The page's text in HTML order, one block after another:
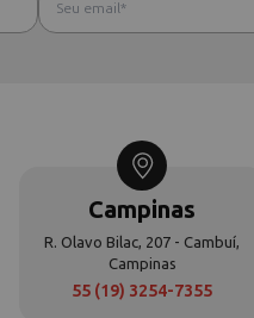
Campinas
R. Olavo Bilac, 207 - Cambuí,
Campinas
55 (19) 3254-7355